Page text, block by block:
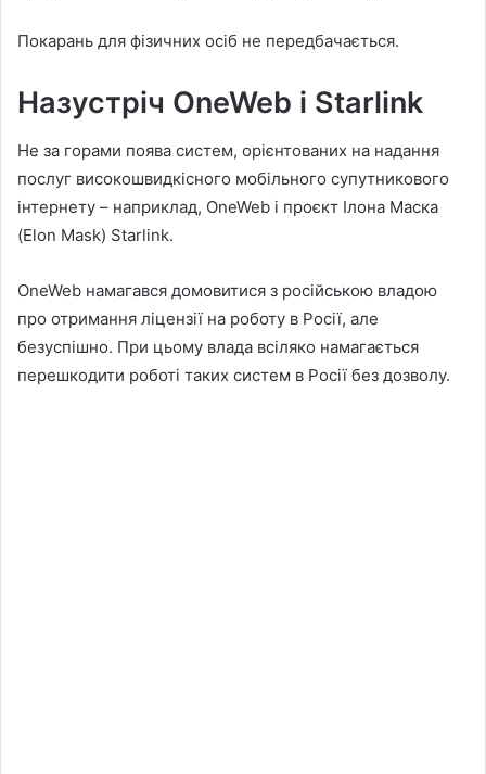
Покарань для фізичних осіб не передбачається.
Назустріч OneWeb і Starlink
Не за горами поява систем, орієнтованих на надання
послуг високошвидкісного мобільного супутникового
інтернету – наприклад, OneWeb і проєкт Ілона Маска
(Elon Mask) Starlink.
OneWeb намагався домовитися з російською владою
про отримання ліцензії на роботу в Росії, але
безуспішно. При цьому влада всіляко намагається
перешкодити роботі таких систем в Росії без дозволу.